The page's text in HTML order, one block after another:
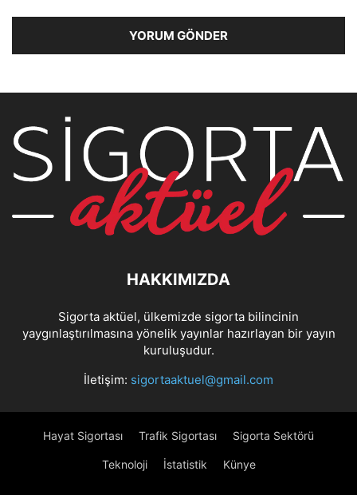
HAKKIMIZDA
Sigorta aktüel, ülkemizde sigorta bilincinin
yaygınlaştırılmasına yönelik yayınlar hazırlayan bir yayın
kuruluşudur.
İletişim: sigortaaktuel@gmail.com
Hayat Sigortası Trafik Sigortası Sigorta Sektörü
Teknoloji İstatistik Künye